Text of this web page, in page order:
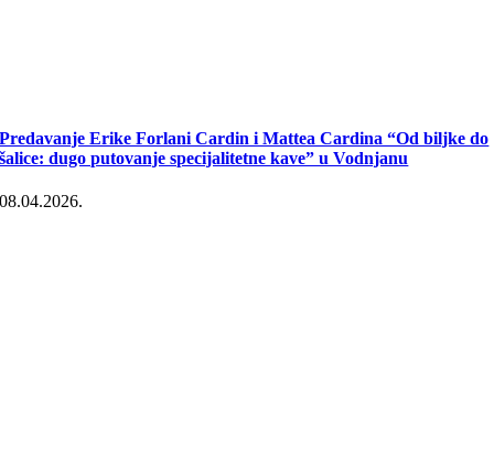
Predavanje Erike Forlani Cardin i Mattea Cardina “Od biljke do
šalice: dugo putovanje specijalitetne kave” u Vodnjanu
08.04.2026.